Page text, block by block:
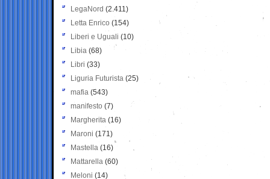
LegaNord (2.411)
Letta Enrico (154)
Liberi e Uguali (10)
Libia (68)
Libri (33)
Liguria Futurista (25)
mafia (543)
manifesto (7)
Margherita (16)
Maroni (171)
Mastella (16)
Mattarella (60)
Meloni (14)